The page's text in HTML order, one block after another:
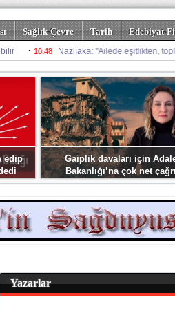
Sağlık-Çevre Tarih
Edebiyat-
edip
Gaiplik davaları için
Bakanlığı’na çok net
Yazarlar